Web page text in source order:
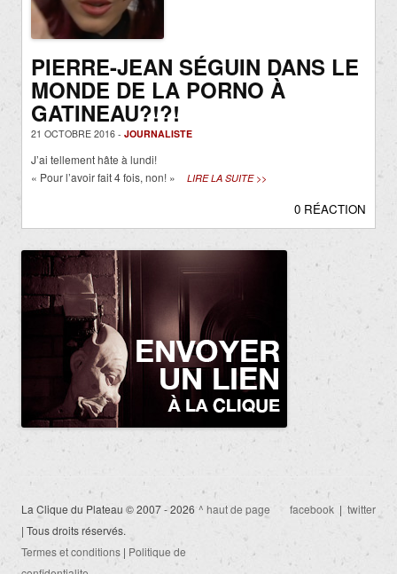
PIERRE-JEAN SÉGUIN DANS LE
MONDE DE LA PORNO À
GATINEAU?!?!
21 OCTOBRE 2016 - JOURNALISTE
J’ai tellement hâte à lundi!
« Pour l’avoir fait 4 fois, non! »
LIRE LA SUITE >>
0 RÉACTION
La Clique du Plateau © 2007 - 2026
| Tous droits réservés.
Termes et conditions | Politique de
^ haut de page facebook | twitter